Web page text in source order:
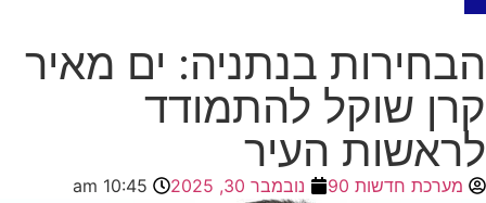
הבחירות בנתניה: ים מאיר
קרן שוקל להתמודד
לראשות העיר
מערכת חדשות 90 נובמבר 30, 2025 10:45 am